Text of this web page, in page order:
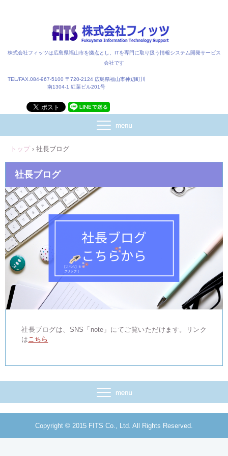
株式会社フィッツは広島県福山市を拠点とし、ITを専門に取り扱う情報システム開発サービス
会社です
TEL/FAX.084-967-5100 〒720-2124 広島県福山市神辺町川
南1304-1 紅葉ビル201号
トップ › 社長ブログ
社長ブログ
社長ブログは、SNS「note」にてご覧いただけます。リンク
はこちら
Copyright © 2015 FITS Co., Ltd. All Rights Reserved.